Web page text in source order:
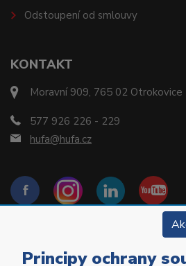
KONTAKT
Moravní 909, 765 02 Otrokovice
577 926 226 - 229
hufa@hufa.cz
Odstoupení od smlouvy
Principy ochrany